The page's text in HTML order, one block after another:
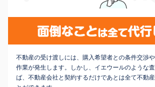
不動産の受け渡しには、購入希望者との条件交渉
作業が発生します。しかし、イエウールのような
ば、不動産会社と契約するだけであとは全て不動